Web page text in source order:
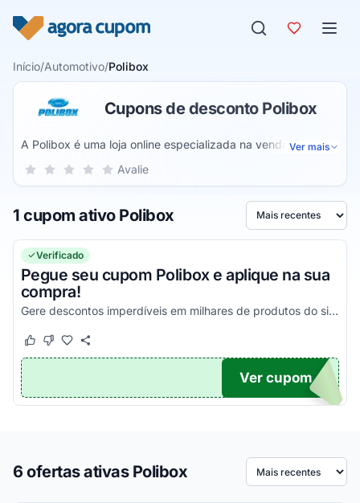
Início/Automotivo/Polibox
Cupons de desconto Polibox
A Polibox é uma loja online especializada na venda de
produtos para estética automotiva. Assim, você também
de alta qualidade.
Ver mais
Sua nota para Polibox, de 1 a 5 estrelas
5 estrelas
4 estrelas
3 estrelas
2 estrelas
1 estrela Avalie
1 cupom ativo Polibox Ordenar por
Verificado
Pegue seu cupom Polibox e aplique na sua
compra!
Gere descontos imperdíveis em milhares de produtos do site e não perca a chance de economizar!
Este cupom funcionou
Este cupom não funcionou
TICO
Ver cupom
6 ofertas ativas Polibox Ordenar por